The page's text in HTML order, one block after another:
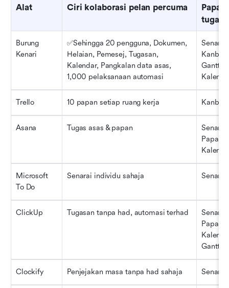
Alat Ciri kolaborasi pelan percuma
Burung
Kenari
✅Sehingga 20 pengguna, Dokumen,
Helaian, Pemesej, Tugasan,
Kalendar, Pangkalan data asas,
1,000 pelaksanaan automasi
Senarai,
Kanban,
Gantt,
Trello 10 papan setiap ruang kerja Kanban
Asana Tugas asas & papan
Senarai,
Papan,
Microsoft
To Do
Senarai individu sahaja Senarai
ClickUp Tugasan tanpa had, automasi terhad
Senarai,
Papan,
Gantt
Clockify Penjejakan masa tanpa had sahaja Senarai